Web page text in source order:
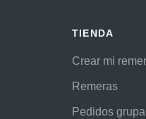
TIENDA
Crear mi
Remeras
Pedidos